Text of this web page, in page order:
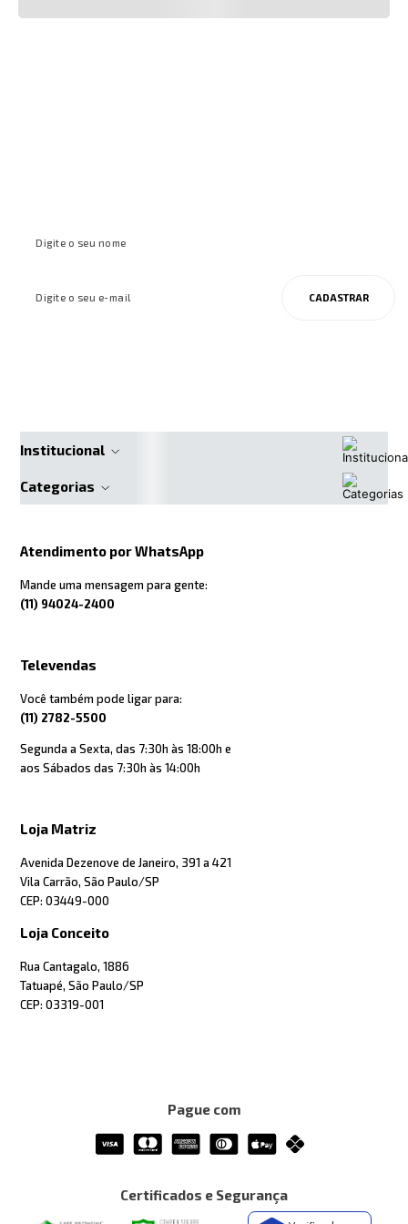
CADASTRAR
Institucional
Categorias
Atendimento por WhatsApp
Mande uma mensagem para gente:
(11) 94024-2400
Televendas
Você também pode ligar para:
(11) 2782-5500
Segunda a Sexta, das 7:30h às 18:00h e
aos Sábados das 7:30h às 14:00h
Loja Matriz
Avenida Dezenove de Janeiro, 391 a 421
Vila Carrão, São Paulo/SP
CEP: 03449-000
Loja Conceito
Rua Cantagalo, 1886
Tatuapé, São Paulo/SP
CEP: 03319-001
Pague com
Certificados e Segurança